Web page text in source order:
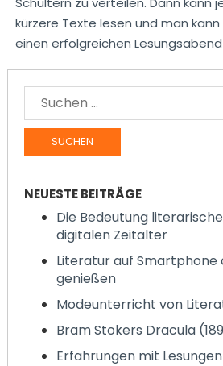
kürzere Texte lesen und man
einen erfolgreichen
SUCHE
NACH:
NEUESTE BEITRÄGE
Die Bedeutung
digitalen Zeitalter
Literatur auf Smartphone
genießen
Modeunterricht von
Bram Stokers Dracula
Erfahrungen mit Lesungen